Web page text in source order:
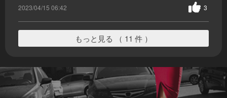
2023/04/15 06:42 3
もっと見る （ 11 件 ）